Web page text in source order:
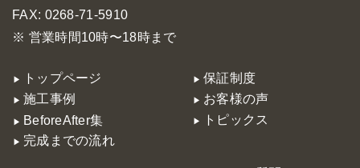
FAX: 0268-71-5910
※ 営業時間10時〜18時まで
トップページ
施工事例
BeforeAfter集
完成までの流れ
保証制度
お客様の声
トピックス